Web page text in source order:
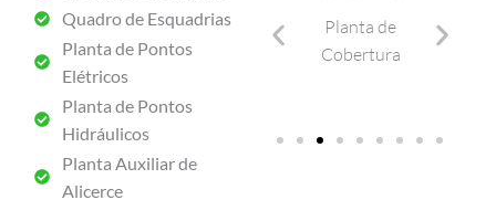
Quadro de Esquadrias
Planta de Pontos
Elétricos
Planta de Pontos
Hidráulicos
Planta Auxiliar de
Alicerce
Cortes Internos
Planta de
Cobertura